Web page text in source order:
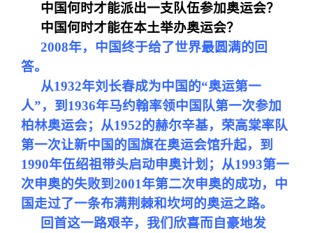
西南联大校友会
义工计划
新媒体平台
青春风采
校友文苑
校友讲坛
校友视界
信息化服务
三创大赛
实用信息
校友总会
总会简介
会长致辞
总会章程
理事会名单
关闭
中国何时才能派出一支队伍参加奥运会？
中国何时才能在本土举办奥运会？
2008年，中国终于给了世界最圆满的回
答。
从1932年刘长春成为中国的“奥运第一
人”，到1936年马约翰率领中国队第一次参加
柏林奥运会；从1952的赫尔辛基，荣高棠率队
第一次让新中国的国旗在奥运会馆升起，到
1990年伍绍祖带头启动申奥计划；从1993第一
次申奥的失败到2001年第二次申奥的成功，中
国走过了一条布满荆棘和坎坷的奥运之路。
回首这一路艰辛，我们欣喜而自豪地发